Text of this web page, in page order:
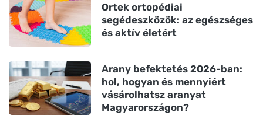
Ortek ortopédiai
segédeszközök: az egészséges
és aktív életért
Arany befektetés 2026-ban:
hol, hogyan és mennyiért
vásárolhatsz aranyat
Magyarországon?